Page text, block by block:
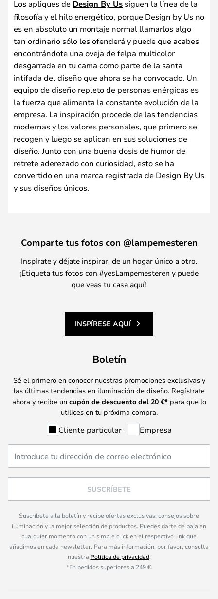
Los apliques de Design By Us siguen la línea de la
filosofía y el hilo energético, porque Design by Us no
es en absoluto un montaje normal llamarlos algo
tan ordinario sólo les ofenderá y puede que acabes
encontrándote una oveja de felpa multicolor
desgarrada en tu cama como parte de la santa
intifada del diseño que ahora se ha convocado. Un
equipo de diseño repleto de personas enérgicas es
la fuerza que alimenta la constante evolución de la
empresa. La inspiración procede de las tendencias
modernas y los valores personales, que primero se
recogen y luego se aplican en sus soluciones de
diseño. Junto con una buena dosis de humor de
retrete aderezado con curiosidad, esto se ha
convertido en una marca registrada de Design By Us
y sus diseños únicos.
Comparte tus fotos con @lampemesteren
Inspírate y déjate inspirar, de un hogar único a otro.
¡Etiqueta tus fotos con #yesLampemesteren y puede
que veas tu casa aquí!
INSPÍRESE AQUÍ
Boletín
Sé el primero en conocer nuestras promociones exclusivas y
las últimas tendencias en iluminación de diseño. Regístrate
ahora y recibe un cupón de descuento del 20 €* para que lo
utilices en tu próxima compra.
Cliente particular Empresa
SUSCRÍBETE
Suscríbete a la boletín y recibe ofertas exclusivas, consejos sobre
iluminación y la mejor selección de productos. Puedes darte de baja en
cualquier momento con un simple click en el respectivo link que
añadimos en cada newsletter. Para más información, por favor, consulta
nuestra Política de privacidad.
*En pedidos superiores a 249 €.